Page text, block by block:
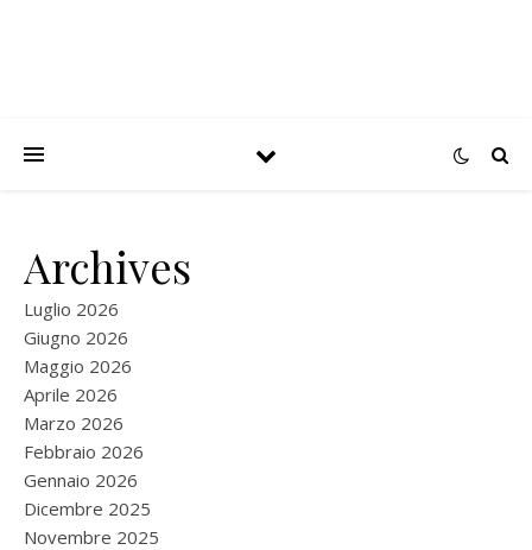
Archives
Luglio 2026
Giugno 2026
Maggio 2026
Aprile 2026
Marzo 2026
Febbraio 2026
Gennaio 2026
Dicembre 2025
Novembre 2025